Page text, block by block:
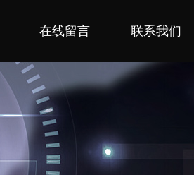
在线留言 联系我们